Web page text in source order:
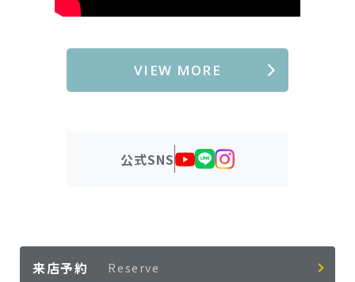
VIEW MORE
公式SNS
来店予約 Reserve